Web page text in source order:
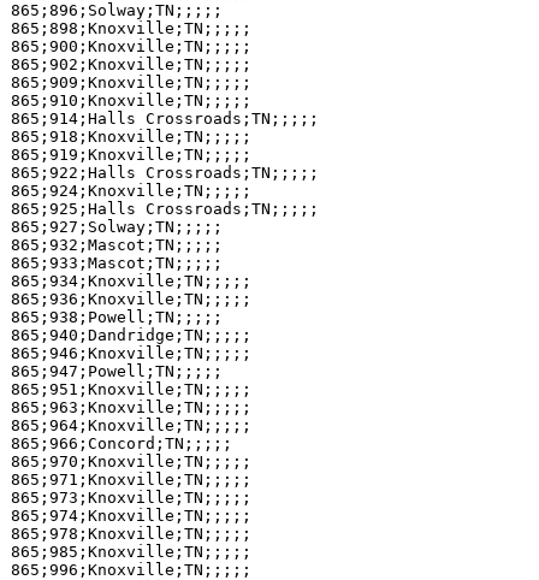
865;896;Solway;TN;;;;;
865;898;Knoxville;TN;;;;;
865;900;Knoxville;TN;;;;;
865;902;Knoxville;TN;;;;;
865;909;Knoxville;TN;;;;;
865;910;Knoxville;TN;;;;;
865;914;Halls Crossroads;TN;;;;;
865;918;Knoxville;TN;;;;;
865;919;Knoxville;TN;;;;;
865;922;Halls Crossroads;TN;;;;;
865;924;Knoxville;TN;;;;;
865;925;Halls Crossroads;TN;;;;;
865;927;Solway;TN;;;;;
865;932;Mascot;TN;;;;;
865;933;Mascot;TN;;;;;
865;934;Knoxville;TN;;;;;
865;936;Knoxville;TN;;;;;
865;938;Powell;TN;;;;;
865;940;Dandridge;TN;;;;;
865;946;Knoxville;TN;;;;;
865;947;Powell;TN;;;;;
865;951;Knoxville;TN;;;;;
865;963;Knoxville;TN;;;;;
865;964;Knoxville;TN;;;;;
865;966;Concord;TN;;;;;
865;970;Knoxville;TN;;;;;
865;971;Knoxville;TN;;;;;
865;973;Knoxville;TN;;;;;
865;974;Knoxville;TN;;;;;
865;978;Knoxville;TN;;;;;
865;985;Knoxville;TN;;;;;
865;996;Knoxville;TN;;;;;